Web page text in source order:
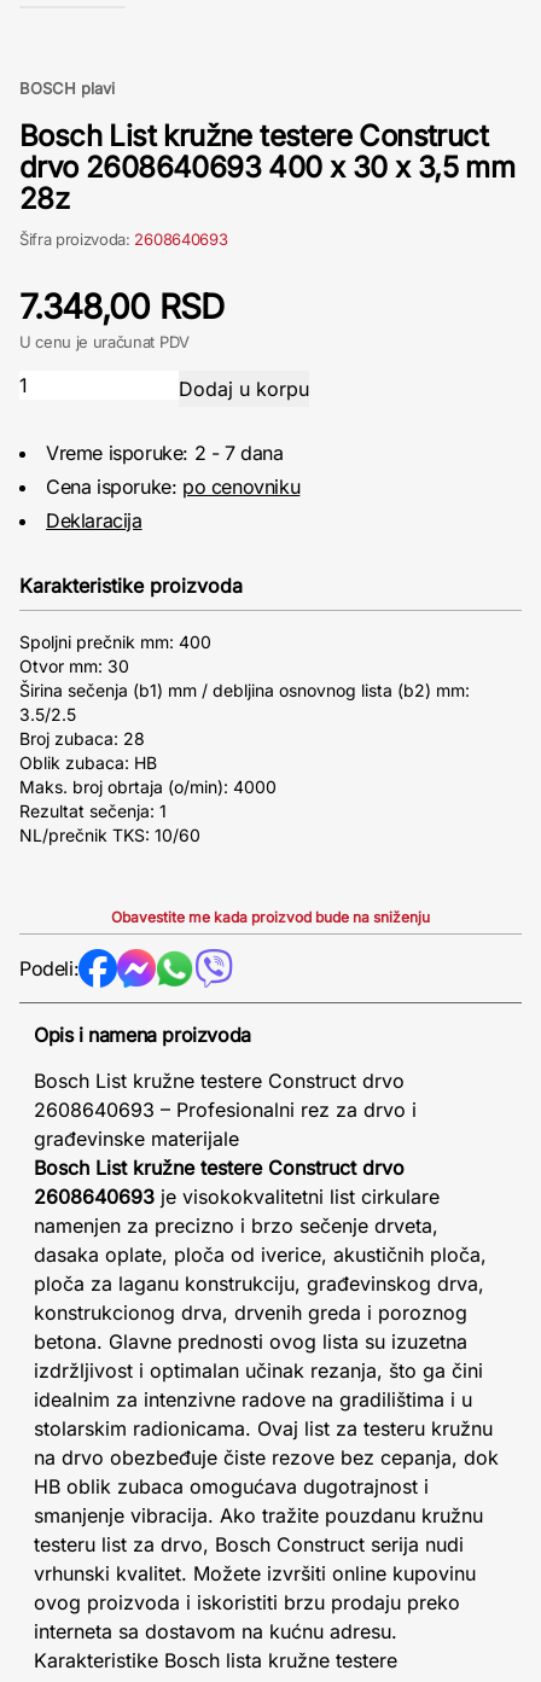
BOSCH plavi
Bosch List kružne testere Construct
drvo 2608640693 400 x 30 x 3,5 mm
28z
Šifra proizvoda: 2608640693
7.348,00 RSD
U cenu je uračunat PDV
Vreme isporuke: 2 - 7 dana
Cena isporuke: po cenovniku
Deklaracija
Karakteristike proizvoda
Spoljni prečnik mm: 400
Otvor mm: 30
Širina sečenja (b1) mm / debljina osnovnog lista (b2) mm:
3.5/2.5
Broj zubaca: 28
Oblik zubaca: HB
Maks. broj obrtaja (o/min): 4000
Rezultat sečenja: 1
NL/prečnik TKS: 10/60
Obavestite me kada proizvod bude na sniženju
Podeli:
Opis i namena proizvoda
Bosch List kružne testere Construct drvo
2608640693 – Profesionalni rez za drvo i
građevinske materijale
Bosch List kružne testere Construct drvo
2608640693 je visokokvalitetni list cirkulare
namenjen za precizno i brzo sečenje drveta,
dasaka oplate, ploča od iverice, akustičnih ploča,
ploča za laganu konstrukciju, građevinskog drva,
konstrukcionog drva, drvenih greda i poroznog
betona. Glavne prednosti ovog lista su izuzetna
izdržljivost i optimalan učinak rezanja, što ga čini
idealnim za intenzivne radove na gradilištima i u
stolarskim radionicama. Ovaj list za testeru kružnu
na drvo obezbeđuje čiste rezove bez cepanja, dok
HB oblik zubaca omogućava dugotrajnost i
smanjenje vibracija. Ako tražite pouzdanu kružnu
testeru list za drvo, Bosch Construct serija nudi
vrhunski kvalitet. Možete izvršiti online kupovinu
ovog proizvoda i iskoristiti brzu prodaju preko
interneta sa dostavom na kućnu adresu.
Karakteristike Bosch lista kružne testere